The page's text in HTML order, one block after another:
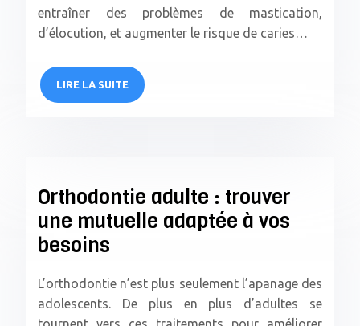
entraîner des problèmes de mastication,
d’élocution, et augmenter le risque de caries…
LIRE LA SUITE
Orthodontie adulte : trouver
une mutuelle adaptée à vos
besoins
L’orthodontie n’est plus seulement l’apanage des
adolescents. De plus en plus d’adultes se